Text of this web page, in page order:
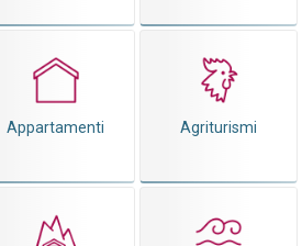
Appartamenti Agriturismi